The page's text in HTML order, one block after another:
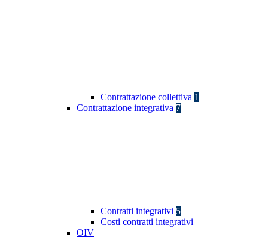
Contrattazione collettiva 1
Contrattazione integrativa 7
Contratti integrativi 5
Costi contratti integrativi
OIV